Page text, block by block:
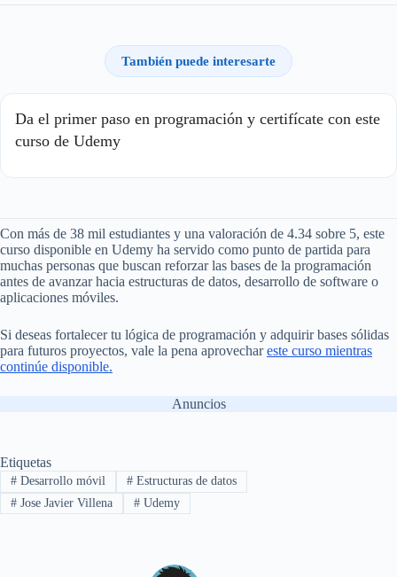
También puede interesarte
Da el primer paso en programación y certifícate con este
curso de Udemy
Con más de 38 mil estudiantes y una valoración de 4.34 sobre 5, este
curso disponible en Udemy ha servido como punto de partida para
muchas personas que buscan reforzar las bases de la programación
antes de avanzar hacia estructuras de datos, desarrollo de software o
aplicaciones móviles.
Si deseas fortalecer tu lógica de programación y adquirir bases sólidas
para futuros proyectos, vale la pena aprovechareste curso mientras
continúe disponible.
Anuncios
Etiquetas
#Desarrollo móvil #Estructuras de datos
#Jose Javier Villena #Udemy